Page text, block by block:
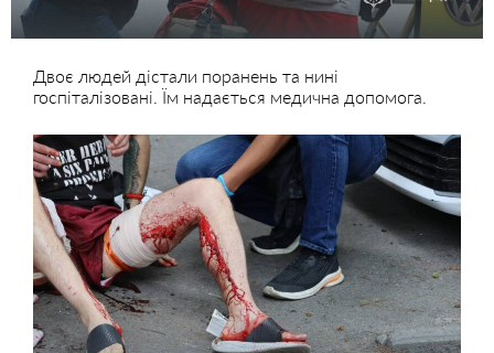
Двоє людей дістали поранень та нині
госпіталізовані. Їм надається медична допомога.